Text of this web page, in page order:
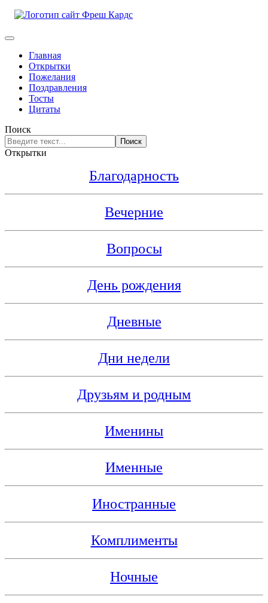
Главная
Открытки
Пожелания
Поздравления
Тосты
Цитаты
Поиск
Поиск
Открытки
Благодарность
Вечерние
Вопросы
День рождения
Дневные
Дни недели
Друзьям и родным
Именины
Именные
Иностранные
Комплименты
Ночные